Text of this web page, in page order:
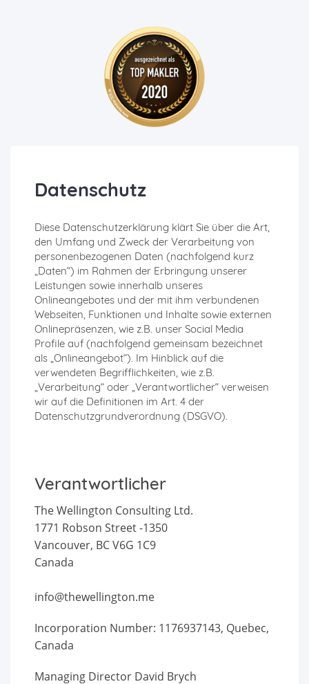
Datenschutz
Diese Datenschutzerklärung klärt Sie über die Art,
den Umfang und Zweck der Verarbeitung von
personenbezogenen Daten (nachfolgend kurz
„Daten“) im Rahmen der Erbringung unserer
Leistungen sowie innerhalb unseres
Onlineangebotes und der mit ihm verbundenen
Webseiten, Funktionen und Inhalte sowie externen
Onlinepräsenzen, wie z.B. unser Social Media
Profile auf (nachfolgend gemeinsam bezeichnet
als „Onlineangebot“). Im Hinblick auf die
verwendeten Begrifflichkeiten, wie z.B.
„Verarbeitung“ oder „Verantwortlicher“ verweisen
wir auf die Definitionen im Art. 4 der
Datenschutzgrundverordnung (DSGVO).
Verantwortlicher
The Wellington Consulting Ltd.
1771 Robson Street -1350
Vancouver, BC V6G 1C9
Canada
info@thewellington.me
Incorporation Number: 1176937143, Quebec,
Canada
Managing Director David Brych